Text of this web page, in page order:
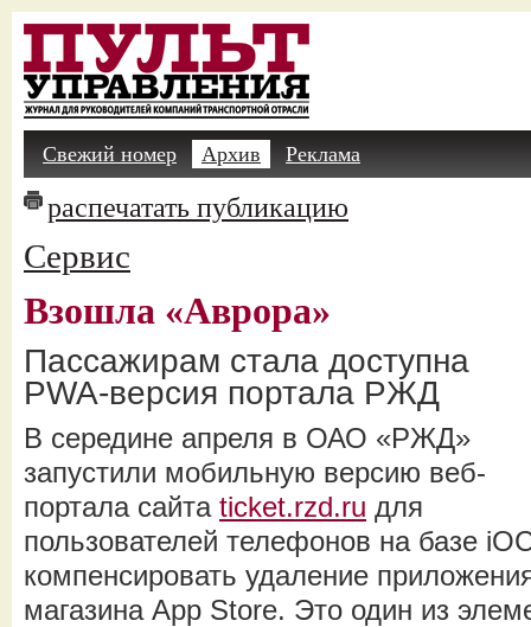
Свежий номер Архив Реклама
распечатать публикацию
Сервис
Взошла «Аврора»
Пассажирам стала доступна
PWA-версия портала РЖД
В середине апреля в ОАО «РЖД»
запустили мобильную версию веб-
портала сайта ticket.rzd.ru для
пользователей телефонов на базе
компенсировать удаление
магазина App Store. Это один из